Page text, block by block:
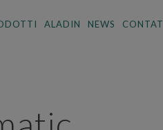
ALADIN NEWS